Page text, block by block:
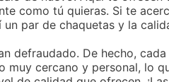
como tú quieras. Si te
par de chaquetas y la
defraudado. De hecho,
cercano y personal, lo